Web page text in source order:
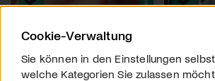
Cookie-Verwaltung
Sie können in den Einstellungen
welche Kategorien Sie zulassen